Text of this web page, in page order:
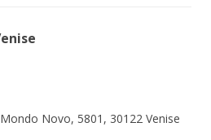
Novo, 5801, 30122 Venise